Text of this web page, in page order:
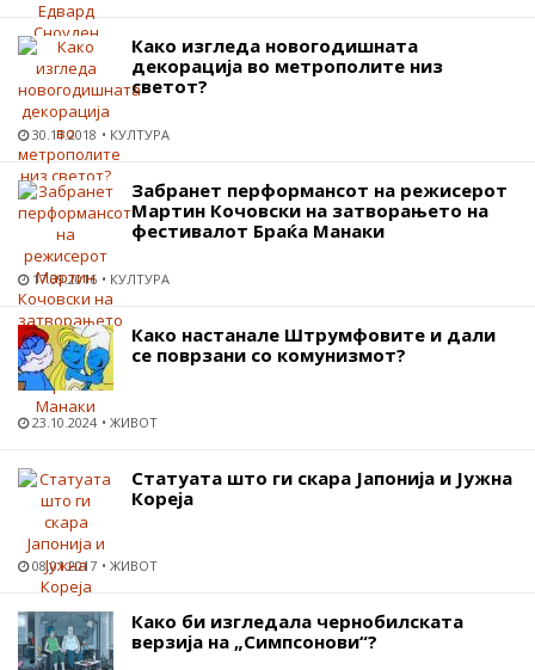
Како изгледа новогодишната
декорација во метрополите низ
светот?
30.11.2018 КУЛТУРА
Забранет перформансот на режисерот
Мартин Кочовски на затворањето на
фестивалот Браќа Манаки
17.09.2016 КУЛТУРА
Како настанале Штрумфовите и дали
се поврзани со комунизмот?
23.10.2024 ЖИВОТ
Статуата што ги скара Јапонија и Јужна
Кореја
08.01.2017 ЖИВОТ
Како би изгледала чернобилската
верзија на „Симпсонови“?